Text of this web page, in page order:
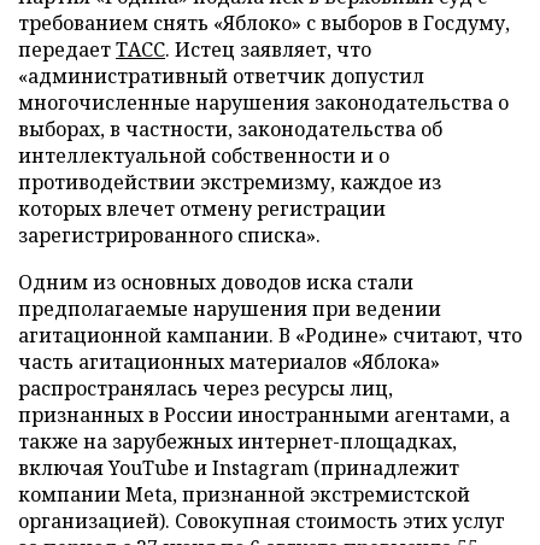
требованием снять «Яблоко» с выборов в Госдуму,
передаетТАСС. Истец заявляет, что
«административный ответчик допустил
многочисленные нарушения законодательства о
выборах, в частности, законодательства об
интеллектуальной собственности и о
противодействии экстремизму, каждое из
которых влечет отмену регистрации
зарегистрированного списка».
Одним из основных доводов иска стали
предполагаемые нарушения при ведении
агитационной кампании. В «Родине» считают, что
часть агитационных материалов «Яблока»
распространялась через ресурсы лиц,
признанных в России иностранными агентами, а
также на зарубежных интернет-площадках,
включая YouTube и Instagram (принадлежит
компании Meta, признанной экстремистской
организацией). Совокупная стоимость этих услуг